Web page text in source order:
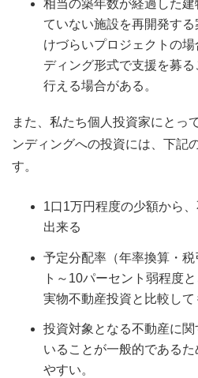
相当の築年数が経過した
ていない施設を再開発す
けづらいプロジェクトの
ディング形式で支援を募
行える場合がある。
また、私たち個人投資家にとっ
ンディングへの投資には、下記
す。
1口1万円程度の少額から
出来る
予定分配率（年率換算・
ト～10パーセント弱程度
実物不動産投資と比較して
投資対象となる不動産に
いることが一般的である
やすい。